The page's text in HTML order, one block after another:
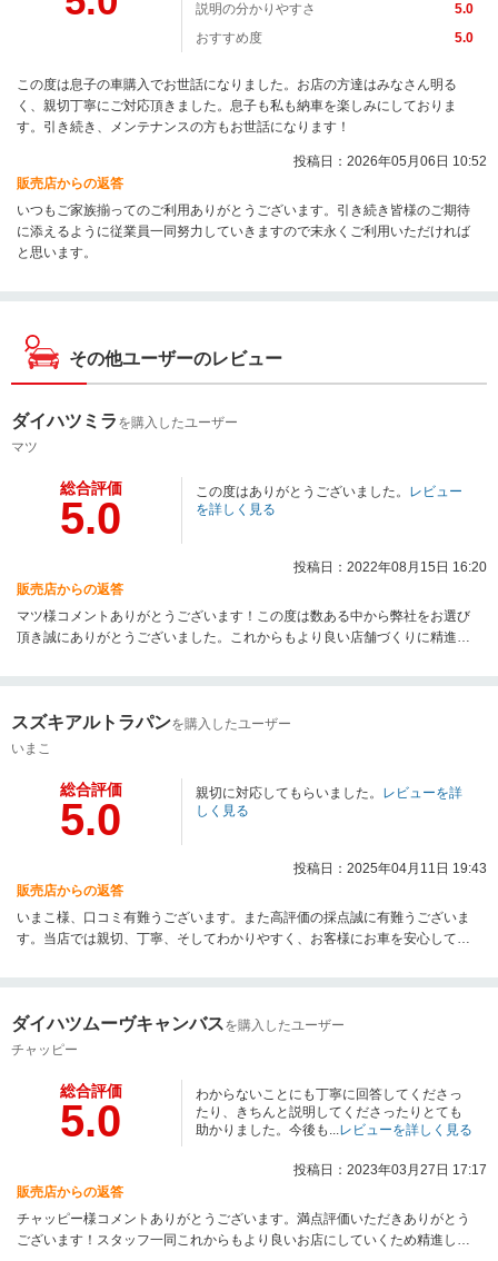
説明の分かりやすさ
5.0
おすすめ度
5.0
この度は息子の車購入でお世話になりました。お店の方達はみなさん明る
く、親切丁寧にご対応頂きました。息子も私も納車を楽しみにしておりま
す。引き続き、メンテナンスの方もお世話になります！
投稿日：2026年05月06日 10:52
販売店からの返答
いつもご家族揃ってのご利用ありがとうございます。引き続き皆様のご期待
に添えるように従業員一同努力していきますので末永くご利用いただければ
と思います。
その他ユーザーのレビュー
ダイハツミラ を購入したユーザー
マツ
総合評価
5.0
この度はありがとうございました。 レビュー
を詳しく見る
投稿日：2022年08月15日 16:20
販売店からの返答
マツ様コメントありがとうございます！この度は数ある中から弊社をお選び
頂き誠にありがとうございました。これからもより良い店舗づくりに精進し
スズキアルトラパンを購入したユーザー
いまこ
総合評価
5.0
親切に対応してもらいました。 レビューを詳
しく見る
投稿日：2025年04月11日 19:43
販売店からの返答
いまこ様、口コミ有難うございます。また高評価の採点誠に有難うございま
す。当店では親切、丁寧、そしてわかりやすく、お客様にお車を安心して購
ますので末永いお付き合い宜しくお願い致します。
ダイハツムーヴキャンバスを購入したユーザー
チャッピー
総合評価
5.0
わからないことにも丁寧に回答してくださっ
たり、きちんと説明してくださったりとても
助かりました。今後も... レビューを詳しく見る
投稿日：2023年03月27日 17:17
販売店からの返答
チャッピー様コメントありがとうございます。満点評価いただきありがとう
ございます！スタッフ一同これからもより良いお店にしていくため精進して